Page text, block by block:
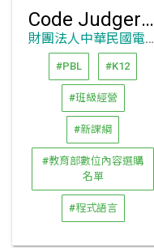
Code Judger 最好的程式教學輔助工具
財團法人中華民國電腦技能基金會
#PBL #K12
#班級經營
#新課綱
#教育部數位內容選購
名單
#程式語言